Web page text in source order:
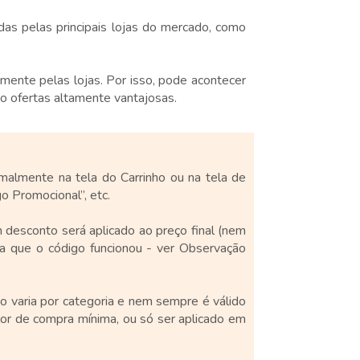
pelas principais lojas do mercado, como
pelas lojas. Por isso, pode acontecer
ofertas altamente vantajosas.
na tela do Carrinho ou na tela de
Promocional”, etc.
será aplicado ao preço final (nem
o código funcionou - ver Observação
varia por categoria e nem sempre é válido
de compra mínima, ou só ser aplicado em